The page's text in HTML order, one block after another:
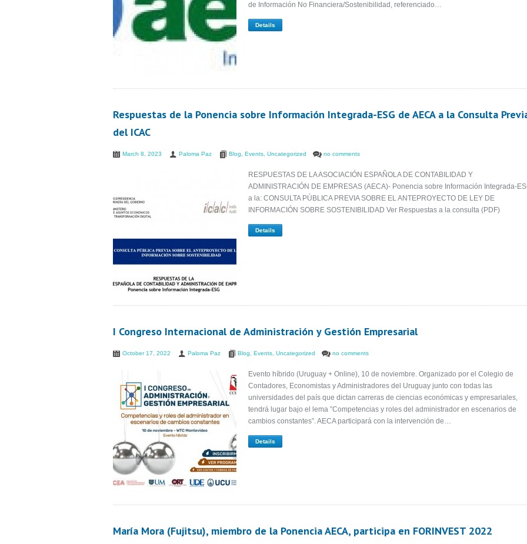
de Información No Financiera/Sostenibilidad, referenciado…
Details
Respuestas de la Ponencia sobre Información Integrada-ESG de AECA a la Consulta
del ICAC
March 8, 2023 Paloma Paz Blog Events Uncategorized no comments
RESPUESTAS DE LA ASOCIACIÓN ESPAÑOLA DE CONTABILIDAD Y
ADMINISTRACIÓN DE EMPRESAS (AECA)- Ponencia sobre Información Integrada-
a la: CONSULTA PÚBLICA PREVIA SOBRE EL ANTEPROYECTO DE LEY DE
INFORMACIÓN SOBRE SOSTENIBILIDAD Ver Respuestas a la consulta (PDF)
Details
I Congreso Internacional de Administración y Gestión Empresarial
October 17, 2022 Paloma Paz Blog Events Uncategorized no comments
Evento híbrido (Uruguay + Online), 10 de noviembre. Organizado por el Colegio de
Contadores, Economistas y Administradores del Uruguay junto con todas las
universidades del país que dictan carreras de ciencias económicas y empresariales,
tendrá lugar bajo el lema ”Competencias y roles del administrador en escenarios de
cambios constantes”. AECA participará con la intervención de…
Details
María Mora (Fujitsu), miembro de la Ponencia AECA, participa en FORINVEST 2022